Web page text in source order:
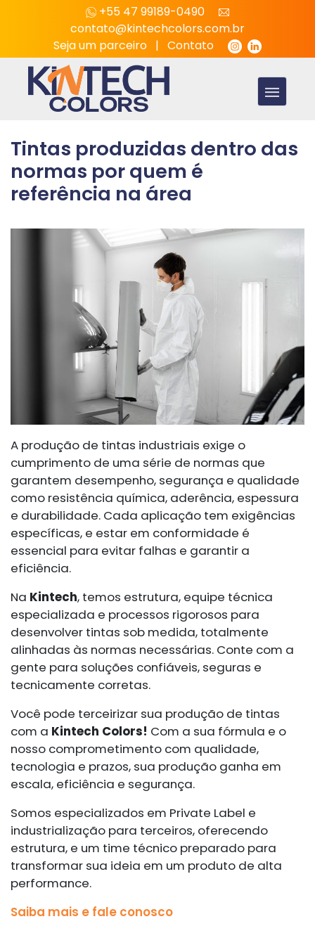
+55 47 99189-0490
contato@kintechcolors.com.br
Seja um parceiro | Contato
Tintas produzidas dentro das
normas por quem é
referência na área
A produção de tintas industriais exige o
cumprimento de uma série de normas que
garantem desempenho, segurança e qualidade
como resistência química, aderência, espessura
e durabilidade. Cada aplicação tem exigências
específicas, e estar em conformidade é
essencial para evitar falhas e garantir a
eficiência.
Na Kintech, temos estrutura, equipe técnica
especializada e processos rigorosos para
desenvolver tintas sob medida, totalmente
alinhadas às normas necessárias. Conte com a
gente para soluções confiáveis, seguras e
tecnicamente corretas.
Você pode terceirizar sua produção de tintas
com a Kintech Colors! Com a sua fórmula e o
nosso comprometimento com qualidade,
tecnologia e prazos, sua produção ganha em
escala, eficiência e segurança.
Somos especializados em Private Label e
industrialização para terceiros, oferecendo
estrutura, e um time técnico preparado para
transformar sua ideia em um produto de alta
performance.
Saiba mais e fale conosco